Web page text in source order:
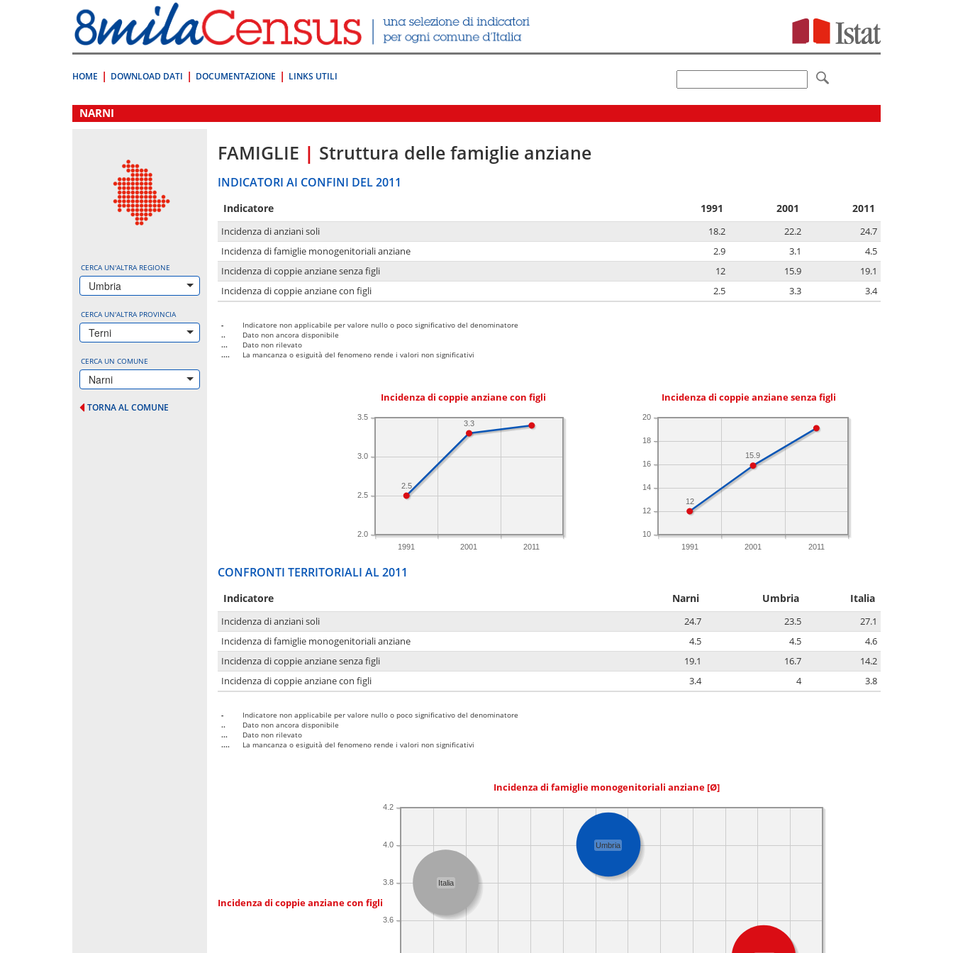
direttamente
a:
Contenuto
HOME DOWNLOAD DATI DOCUMENTAZIONE LINKS UTILI
.
NARNI
CERCA UN'ALTRA REGIONE
Umbria
CERCA UN'ALTRA PROVINCIA
Terni
CERCA UN COMUNE
Narni
TORNA AL COMUNE
FAMIGLIE | Struttura delle famiglie anziane
INDICATORI AI CONFINI DEL 2011
Indicatore 1991 2001 2011
Incidenza di anziani soli 18.2 22.2
24.7
Incidenza di famiglie monogenitoriali anziane
2.9 3.1
4.5
Incidenza di coppie anziane senza figli
12 15.9
19.1
Incidenza di coppie anziane con figli
2.5 3.3 3.4
-
Indicatore non applicabile per valore nullo o poco significativo del denominatore
..
Dato non ancora disponibile
...
Dato non rilevato
....
La mancanza o esiguità del fenomeno rende i valori non significativi
Incidenza di coppie anziane con figli
1991 2001 2011
2.0
2.5
3.0
3.5
3.3
2.5
Incidenza di coppie anziane senza figli
1991 2001 2011
10
12
14
16
18
20
15.9
12
CONFRONTI TERRITORIALI AL 2011
Indicatore Narni Umbria Italia
Incidenza di anziani soli 24.7 23.5
27.1
Incidenza di famiglie monogenitoriali anziane
4.5 4.5
4.6
Incidenza di coppie anziane senza figli
19.1 16.7
14.2
Incidenza di coppie anziane con figli
3.4 4 3.8
-
Indicatore non applicabile per valore nullo o poco significativo del denominatore
..
Dato non ancora disponibile
...
Dato non rilevato
....
La mancanza o esiguità del fenomeno rende i valori non significativi
Incidenza di famiglie monogenitoriali anziane [Ø]
Incidenza di coppie anziane con figli
3.6
3.8
4.0
4.2
Italia
Umbria